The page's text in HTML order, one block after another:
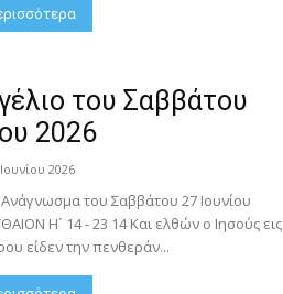
του Σαββάτου
2026
2026
του Σαββάτου 27 Ιουνίου
Η´ 14 - 23 14 Και ελθών ο Ιησούς εις
είδεν την πενθεράν...